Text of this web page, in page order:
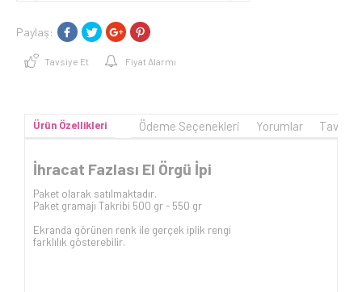
Paylaş:
Tavsiye Et Fiyat Alarmı
Ürün Özellikleri Ödeme Seçenekleri Yorumlar
İhracat Fazlası El Örgü İpi
Paket olarak satılmaktadır.
Paket gramajı Takribi 500 gr - 550 gr
Ekranda görünen renk ile gerçek iplik rengi
farklılık gösterebilir.